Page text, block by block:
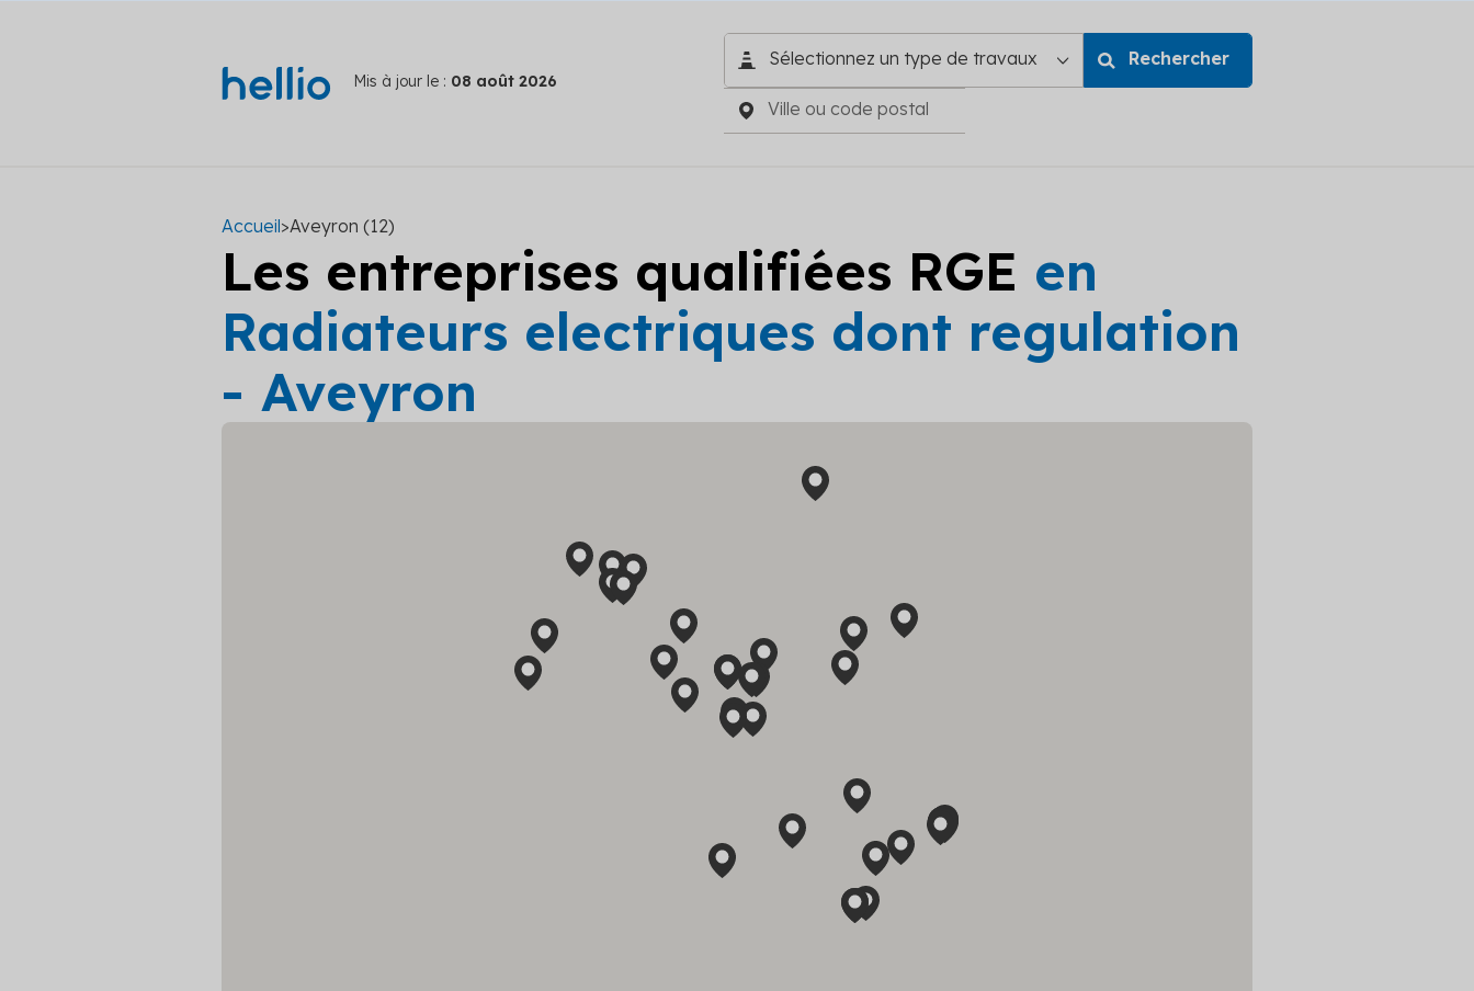
Mis à jour le : 08 août 2026
Accueil>Aveyron (12)
Les entreprises qualifiées RGE en
Radiateurs electriques dont regulation
- Aveyron